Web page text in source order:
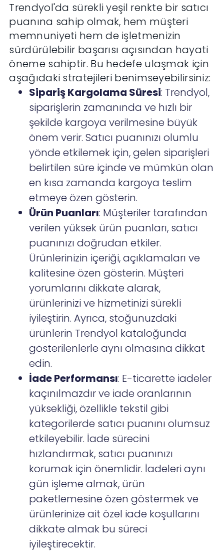
Trendyol'da sürekli yeşil renkte bir satıcı
puanına sahip olmak, hem müşteri
memnuniyeti hem de işletmenizin
sürdürülebilir başarısı açısından hayati
öneme sahiptir. Bu hedefe ulaşmak için
aşağıdaki stratejileri benimseyebilirsiniz:
Sipariş Kargolama Süresi: Trendyol,
siparişlerin zamanında ve hızlı bir
şekilde kargoya verilmesine büyük
önem verir. Satıcı puanınızı olumlu
yönde etkilemek için, gelen siparişleri
belirtilen süre içinde ve mümkün olan
en kısa zamanda kargoya teslim
etmeye özen gösterin.
Ürün Puanları: Müşteriler tarafından
verilen yüksek ürün puanları, satıcı
puanınızı doğrudan etkiler.
Ürünlerinizin içeriği, açıklamaları ve
kalitesine özen gösterin. Müşteri
yorumlarını dikkate alarak,
ürünlerinizi ve hizmetinizi sürekli
iyileştirin. Ayrıca, stoğunuzdaki
ürünlerin Trendyol kataloğunda
gösterilenlerle aynı olmasına dikkat
edin.
İade Performansı: E-ticarette iadeler
kaçınılmazdır ve iade oranlarının
yüksekliği, özellikle tekstil gibi
kategorilerde satıcı puanını olumsuz
etkileyebilir. İade sürecini
hızlandırmak, satıcı puanınızı
korumak için önemlidir. İadeleri aynı
gün işleme almak, ürün
paketlemesine özen göstermek ve
ürünlerinize ait özel iade koşullarını
dikkate almak bu süreci
iyileştirecektir.